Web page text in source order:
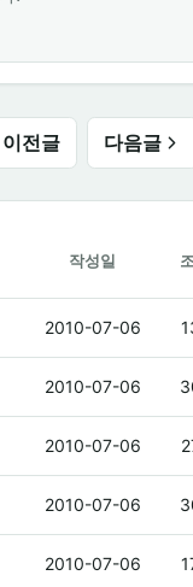
이전글 다음글
작성일
2010-07-06
(2)2010-07-06
2010-07-06
2010-07-06
2010-07-06